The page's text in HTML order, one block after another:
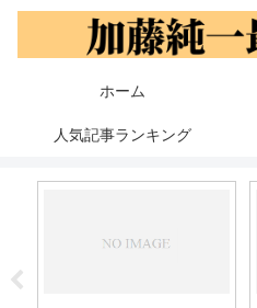
ホーム
人気記事ランキング